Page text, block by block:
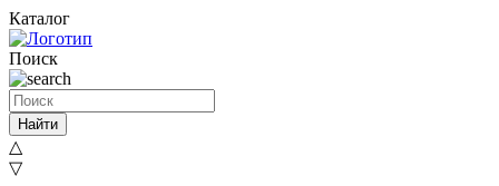
Каталог
Поиск
Найти
△
▽